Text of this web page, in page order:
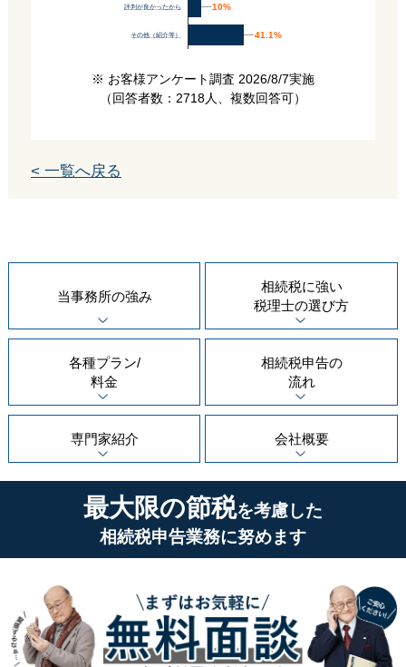
評判が良かったから
その他（紹介等）
10%
10%
41.1%
41.1%
※ お客様アンケート調査 2026/8/7実施
（回答者数：2718人、複数回答可）
< 一覧へ戻る
当事務所の強み
相続税に強い
税理士の選び方
各種プラン/
料金
相続税申告の
流れ
専門家紹介 会社概要
最大限の節税を考慮した
相続税申告業務に努めます